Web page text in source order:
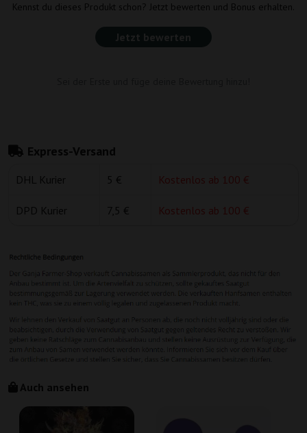
Kennst du dieses Produkt schon? Jetzt bewerten und Bonus erhalten.
Jetzt bewerten
Express-Versand
DHL Kurier 5 € Kostenlos ab 100 €
DPD Kurier 7,5 € Kostenlos ab 100 €
Auch ansehen